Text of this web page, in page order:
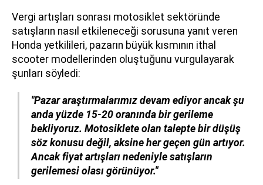
Vergi artışları sonrası motosiklet sektöründe
satışların nasıl etkileneceği sorusuna yanıt veren
Honda yetkilileri, pazarın büyük kısmının ithal
scooter modellerinden oluştuğunu vurgulayarak
şunları söyledi:
"Pazar araştırmalarımız devam ediyor ancak şu
anda yüzde 15-20 oranında bir gerileme
bekliyoruz. Motosiklete olan talepte bir düşüş
söz konusu değil, aksine her geçen gün artıyor.
Ancak fiyat artışları nedeniyle satışların
gerilemesi olası görünüyor."